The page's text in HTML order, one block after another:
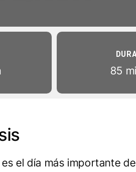
85
es el día más importante